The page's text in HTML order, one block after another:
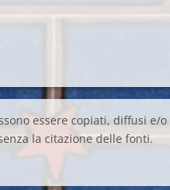
essere copiati, diffusi e/o
la citazione delle fonti.